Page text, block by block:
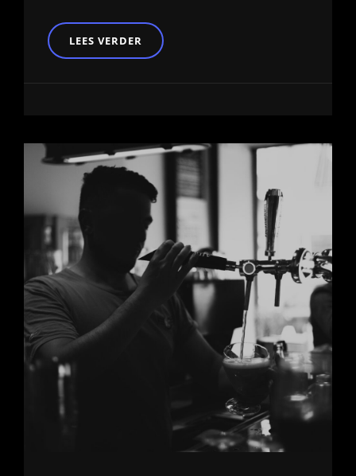
LEES VERDER RETAIL
TRENDS